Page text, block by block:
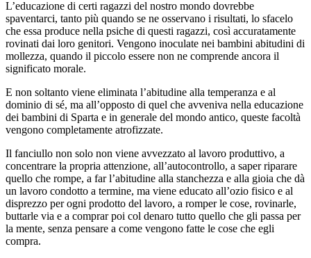
L’educazione di certi ragazzi del nostro mondo dovrebbe
spaventarci, tanto più quando se ne osservano i risultati, lo sfacelo
che essa produce nella psiche di questi ragazzi, così accuratamente
rovinati dai loro genitori. Vengono inoculate nei bambini abitudini di
mollezza, quando il piccolo essere non ne comprende ancora il
significato morale.
E non soltanto viene eliminata l’abitudine alla temperanza e al
dominio di sé, ma all’opposto di quel che avveniva nella educazione
dei bambini di Sparta e in generale del mondo antico, queste facoltà
vengono completamente atrofizzate.
Il fanciullo non solo non viene avvezzato al lavoro produttivo, a
concentrare la propria attenzione, all’autocontrollo, a saper riparare
quello che rompe, a far l’abitudine alla stanchezza e alla gioia che dà
un lavoro condotto a termine, ma viene educato all’ozio fisico e al
disprezzo per ogni prodotto del lavoro, a romper le cose, rovinarle,
buttarle via e a comprar poi col denaro tutto quello che gli passa per
la mente, senza pensare a come vengono fatte le cose che egli
compra.